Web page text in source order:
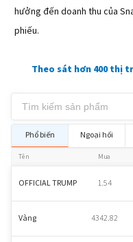
hưởng đến doanh thu của
phiếu.
Theo sát hơn 400 thị
Phổ biến Ngoại hối
Tên Mua
OFFICIAL TRUMP 1.54
Vàng 4342.82